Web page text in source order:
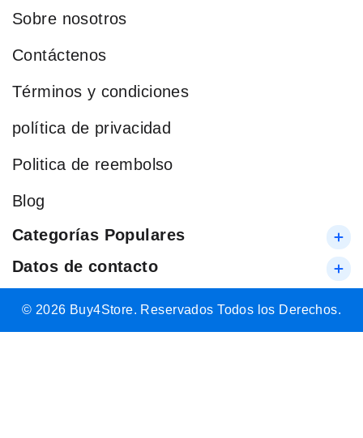
Sobre nosotros
Contáctenos
Términos y condiciones
política de privacidad
Politica de reembolso
Blog
Categorías Populares
Datos de contacto
© 2026 Buy4Store. Reservados Todos los Derechos.